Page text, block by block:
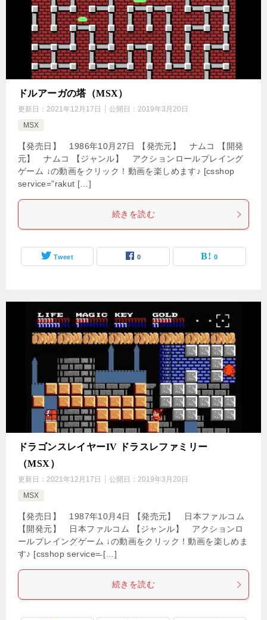
ドルアーガの塔（MSX）
更新日： 2021年12月17日 公開日： 2019年3月20日
MSX
【発売日】 1986年10月27日 【発売元】 ナムコ 【開発
元】 ナムコ 【ジャンル】 アクションロールプレイング
ゲーム ↓の動画をクリック！動画を楽しめます♪ [csshop
service=”rakut […]
続きを読む
Tweet 0 0
ドラゴンスレイヤーIV ドラスレファミリー
（MSX）
更新日： 2021年12月17日 公開日： 2019年3月20日
MSX
【発売日】 1987年10月4日 【発売元】 日本ファルコム
【開発元】 日本ファルコム 【ジャンル】 アクションロ
ールプレイングゲーム ↓の動画をクリック！動画を楽しめま
す♪ [csshop service=̶ […]
続きを読む